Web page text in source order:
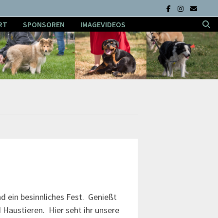
SPONSOREN IMAGEVIDEOS
ein besinnliches Fest. Genießt
Hier seht ihr unsere